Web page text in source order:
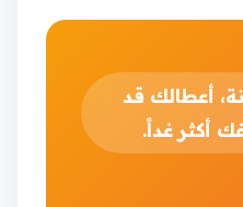
أعطالك قد
أكثر غداً.